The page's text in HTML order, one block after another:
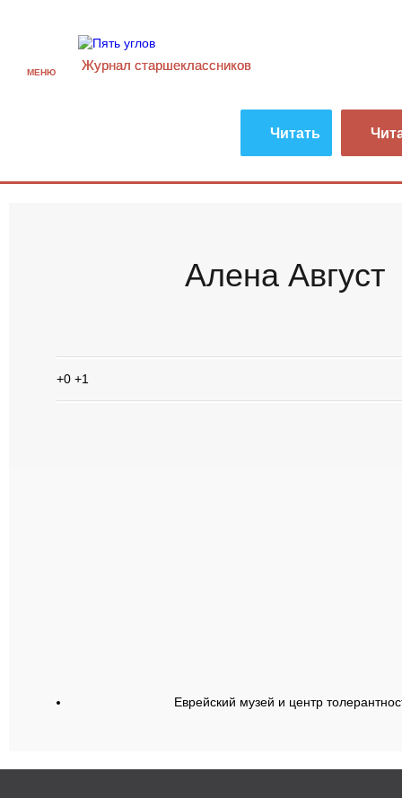
МЕНЮ Журнал старшекласcников
Читать
Алена Август
+0 +1
Еврейский музей и центр